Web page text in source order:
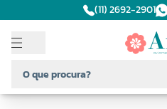
(11) 2692-2901